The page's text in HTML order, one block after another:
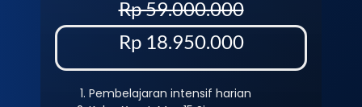
Rp 59.000.000
Rp 18.950.000
Pembelajaran intensif harian